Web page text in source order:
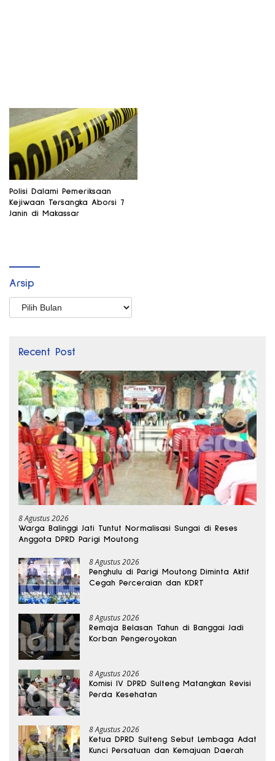
Polisi Dalami Pemeriksaan
Kejiwaan Tersangka Aborsi 7
Janin di Makassar
Arsip
Arsip
Recent Post
8 Agustus 2026
Warga Balinggi Jati Tuntut Normalisasi Sungai di Reses
Anggota DPRD Parigi Moutong
8 Agustus 2026
Penghulu di Parigi Moutong Diminta Aktif
Cegah Perceraian dan KDRT
8 Agustus 2026
Remaja Belasan Tahun di Banggai Jadi
Korban Pengeroyokan
8 Agustus 2026
Komisi IV DPRD Sulteng Matangkan Revisi
Perda Kesehatan
8 Agustus 2026
Ketua DPRD Sulteng Sebut Lembaga Adat
Kunci Persatuan dan Kemajuan Daerah